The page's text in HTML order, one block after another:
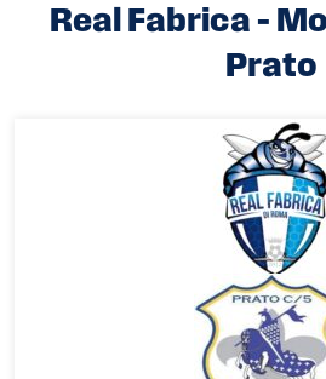
Real Fabrica –
Prato